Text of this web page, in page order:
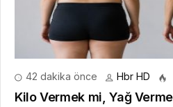
42 dakika önce Hbr HD
Kilo Vermek mi, Yağ